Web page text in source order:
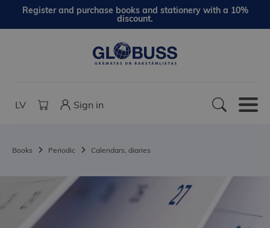
Register and purchase books and stationery with a 10%
discount.
LV Sign in
Books Periodic Calendars, diaries